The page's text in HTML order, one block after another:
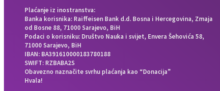
Plaćanje iz inostranstva:
Banka korisnika: Raiffeisen Bank d.d. Bosna i Hercegovina, Zmaja
od Bosne 88, 71000 Sarajevo, BiH
Podaci o korisniku: Društvo Nauka i svijet, Envera Šehovića 58,
71000 Sarajevo, BiH
IBAN: BA391610000183780188
SWIFT: RZBABA2S
Obavezno naznačite svrhu plaćanja kao “Donacija”
Hvala!